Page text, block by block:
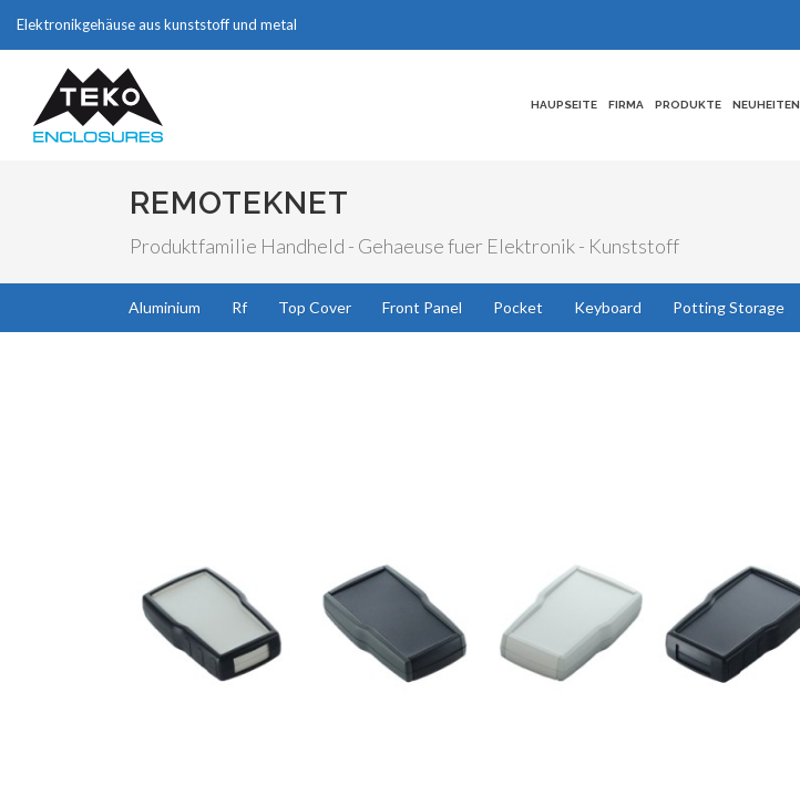
Elektronikgehäuse aus kunststoff und metal
HAUPSEITE FIRMA PRODUKTE NEUHEITEN
REMOTEKNET
Produktfamilie Handheld - Gehaeuse fuer Elektronik - Kunststoff
Aluminium Rf Top Cover Front Panel Pocket Keyboard Potting Storage